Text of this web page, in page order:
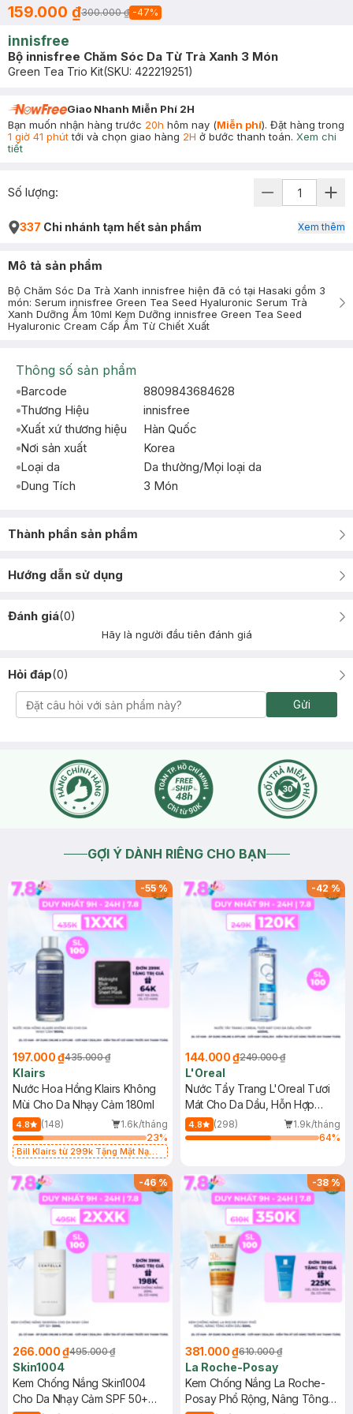
159.000 ₫300.000 ₫ -47%
innisfree
Bộ innisfree Chăm Sóc Da Từ Trà Xanh 3 Món
Green Tea Trio Kit(SKU: 422219251)
Giao Nhanh Miễn Phí 2H
Bạn muốn nhận hàng trước 20h hôm nay (Miễn phí). Đặt hàng trong
1 giờ 41 phúttới và chọn giao hàng 2H ở bước thanh toán. Xem chi
tiết
Số lượng:
337 Chi nhánh tạm hết sản phẩm Xem thêm
Mô tả sản phẩm
Bộ Chăm Sóc Da Trà Xanh innisfree hiện đã có tại Hasaki gồm 3
món: Serum innisfree Green Tea Seed Hyaluronic Serum Trà
Xanh Dưỡng Ẩm 10ml Kem Dưỡng innisfree Green Tea Seed
Hyaluronic Cream Cấp Ẩm Từ Chiết Xuất
Thông số sản phẩm
Barcode
8809843684628
Thương Hiệu
innisfree
Xuất xứ thương hiệu
Hàn Quốc
Nơi sản xuất
Korea
Loại da
Da thường/Mọi loại da
Dung Tích
3 Món
Thành phần sản phẩm
Hướng dẫn sử dụng
Đánh giá(0)
Hãy là người đầu tiên đánh giá
Hỏi đáp(0)
Gửi
GỢI Ý DÀNH RIÊNG CHO BẠN
-55%
197.000 ₫435.000 ₫
Klairs
Nước Hoa Hồng Klairs Không
Mùi Cho Da Nhạy Cảm 180ml
4.8 (148)
1.6k/tháng
23%
Bill Klairs từ 299k Tặng Mặt Nạ
25ml (SL Có Hạn)
-42%
144.000 ₫249.000 ₫
L'Oreal
Nước Tẩy Trang L'Oreal Tươi
Mát Cho Da Dầu, Hỗn Hợp
400ml
4.8 (298)
1.9k/tháng
64%
-46%
266.000 ₫495.000 ₫
Skin1004
Kem Chống Nắng Skin1004
Cho Da Nhạy Cảm SPF 50+
-38%
381.000 ₫610.000 ₫
La Roche-Posay
Kem Chống Nắng La Roche-
Posay Phổ Rộng, Nâng Tông